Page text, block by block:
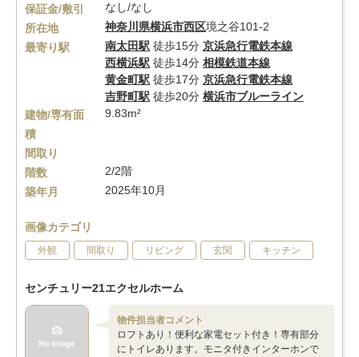
保証金/敷引
なし/なし
所在地
神奈川県横浜市西区境之谷101-2
最寄り駅
南太田駅 徒歩15分 京浜急行電鉄本線
西横浜駅 徒歩14分 相模鉄道本線
黄金町駅 徒歩17分 京浜急行電鉄本線
吉野町駅 徒歩20分 横浜市ブルーライン
建物/専有面
積
9.83m²
間取り
階数
2/2階
築年月
2025年10月
画像カテゴリ
外観 間取り リビング 玄関 キッチン
センチュリー21エクセルホーム
物件担当者コメント
ロフトあり！便利な家電セット付き！専有部分
にトイレあります。モニタ付きインターホンで